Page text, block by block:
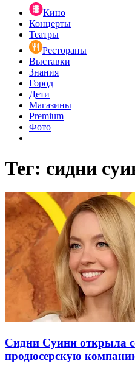
Кино
Концерты
Театры
Рестораны
Выставки
Знания
Город
Дети
Магазины
Premium
Фото
Тег: сидни
Сидни Суини открыла
продюсерскую